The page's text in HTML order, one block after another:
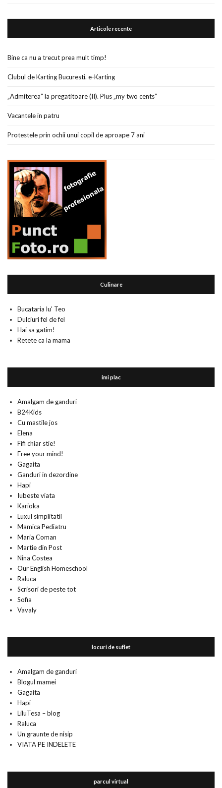
Articole recente
Bine ca nu a trecut prea mult timp!
Clubul de Karting Bucuresti. e-Karting
„Admiterea” la pregatitoare (II). Plus „my two cents”
Vacantele in patru
Protestele prin ochii unui copil de aproape 7 ani
Culinare
Bucataria lu' Teo
Dulciuri fel de fel
Hai sa gatim!
Retete ca la mama
imi plac
Amalgam de ganduri
B24Kids
Cu mastile jos
Elena
Fifi chiar stie!
Free your mind!
Gagaita
Ganduri in dezordine
Hapi
Iubeste viata
Karioka
Luxul simplitatii
Mamica Pediatru
Maria Coman
Martie din Post
Nina Costea
Our English Homeschool
Raluca
Scrisori de peste tot
Sofia
Vavaly
locuri de suflet
Amalgam de ganduri
Blogul mamei
Gagaita
Hapi
LiluTesa – blog
Raluca
Un graunte de nisip
VIATA PE INDELETE
parcul virtual